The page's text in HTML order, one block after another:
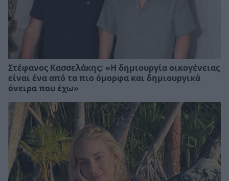
Στέφανος Κασσελάκης: «Η δηµιουργία οικογένειας
είναι ένα από τα πιο όµορφα και δηµιουργικά
όνειρα που έχω»